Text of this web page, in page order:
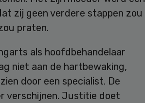
zij geen verdere stappen zou
praten.
als hoofdbehandelaar
niet aan de hartbewaking,
door een specialist. De
verschijnen. Justitie doet